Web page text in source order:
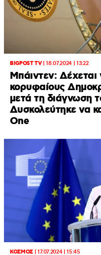
BIGPOST TV|18.07.2024 | 13:22
Μπάιντεν: Δέχεται
κορυφαίους
μετά τη διάγνωση
Δυσκολεύτηκε να
One
ΚΟΣΜΟΣ| 17.07.2024 | 15:45